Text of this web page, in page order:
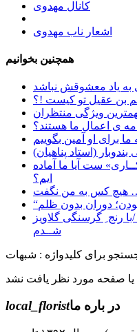
کانال مهدوی
اشعار ناب مهدوی
همچنین بخوانیم
بن عقیل تو کیست !؟
برای او آمین بگوییم
(استاد پناهیان)
ست آيا ما آماده
ايم؟
نگفت …
رنج ِ گرسنگی گلاویز
شــدم
برای کلیدواژه : شبهات
local_floristدر باره ما